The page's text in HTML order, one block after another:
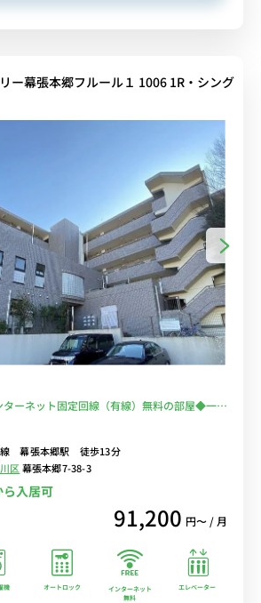
ー幕張本郷フルール１ 1006 1R・シング
ターネット固定回線（有線）無料の部屋◆一棟
チェア付き♪■JR総武線・京成千葉線の2路線
で乗換なし/駅前には24時間営業のスーパー
線 幕張本郷駅 徒歩13分
区幕張本郷7-38-3
入居可
91,200 円〜 / 月
機 オートロック
インターネット
無料
エレベーター